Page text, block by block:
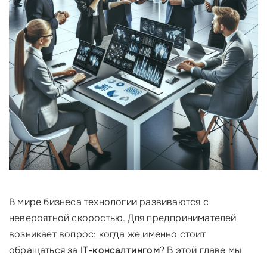
В мире бизнеса технологии развиваются с
невероятной скоростью. Для предпринимателей
возникает вопрос: когда же именно стоит
обращаться за IT-консалтингом? В этой главе мы